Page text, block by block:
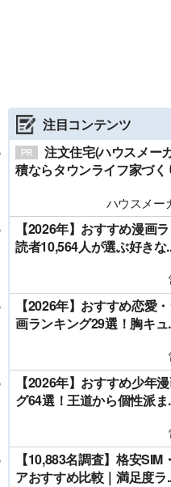
注目コンテンツ
注文住宅(ハウスメー
積ならタウンライフ家づく
ハウスメー
【2026年】おすすめ漫画
読者10,564人が選ぶ好きな
【2026年】おすすめ恋愛
画ランキング29選！胸キュ
【2026年】おすすめ少年
グ64選！王道から個性派ま
【10,883名調査】格安SIM
アおすすめ比較｜満足度ラ